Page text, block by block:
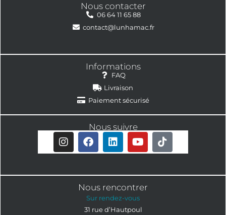
Nous contacter
06 64 11 65 88
contact@lunhamac.fr
Informations
FAQ
Livraison
Paiement sécurisé
Nous suivre
Nous rencontrer
Sur rendez-vous
31 rue d’Hautpoul